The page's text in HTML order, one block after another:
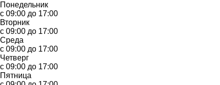
Понедельник
с 09:00 до 17:00
Вторник
с 09:00 до 17:00
Среда
с 09:00 до 17:00
Четверг
с 09:00 до 17:00
Пятница